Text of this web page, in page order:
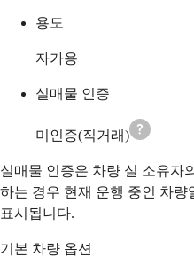
용도
자가용
실매물 인증
미인증(직거래)
실매물 인증은 차량 실 소유자
하는 경우 현재 운행 중인 차량
표시됩니다.
기본 차량 옵션